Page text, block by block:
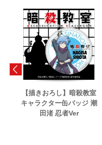
【描きおろし】暗殺教室
キャラクター缶バッジ 潮
田渚 忍者Ver